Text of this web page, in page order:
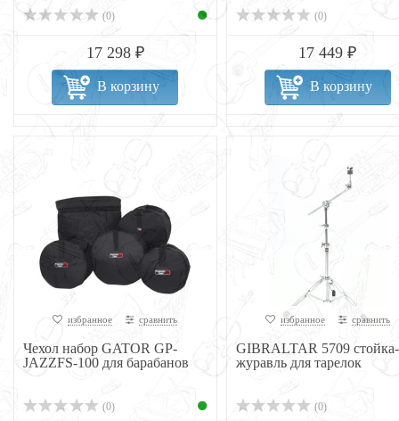
(0)
17 298 ₽
В корзину
(0)
17 449 ₽
В корзину
избранное сравнить
Чехол набор GATOR GP-
JAZZFS-100 для барабанов
(0)
избранное сравнить
GIBRALTAR 5709 стойка-
журавль для тарелок
(0)